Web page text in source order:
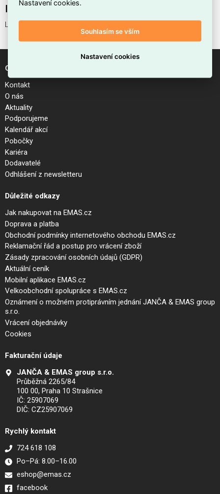
Interní název produktu
Lois UE flood AN 14W 30K HV
O společnosti
Kontakt
O nás
Aktuality
Podporujeme
Kalendář akcí
Pobočky
Kariéra
Dodavatelé
Odhlášení z newsletteru
Důležité odkazy
Jak nakupovat na EMAS.cz
Doprava a platba
Obchodní podmínky internetového obchodu EMAS.cz
Reklamační řád a postup pro vrácení zboží
Zásady zpracování osobních údajů (GDPR)
Aktuální ceník
Mobilní aplikace EMAS.cz
Velkoobchodní spolupráce s EMAS.cz
Oznámení o možném protiprávním jednání JANČA & EMAS group
s.r.o.
Vrácení objednávky
Cookies
Fakturační údaje
JANČA & EMAS group s.r.o.
Průběžná 2265/84
100 00, Praha 10 Strašnice
IČ: 25907069
DIČ: CZ25907069
Rychlý kontakt
724 618 108
Po–Pá: 8.00–16.00
eshop@emas.cz
facebook
Nastavení cookies.
Souhlasím se vším
Nastavení cookies